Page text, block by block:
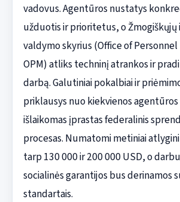
vadovus. Agentūros nustatys
užduotis ir prioritetus, o
valdymo skyrius (Office of
OPM) atliks techninį atrankos ir
darbą. Galutiniai pokalbiai ir
priklausys nuo kiekvienos
išlaikomas įprastas federalinis
procesas. Numatomi metiniai
tarp 130 000 ir 200 000 USD, o
socialinės garantijos bus derinamos
standartais.